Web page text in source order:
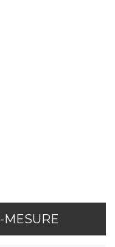
MESURE